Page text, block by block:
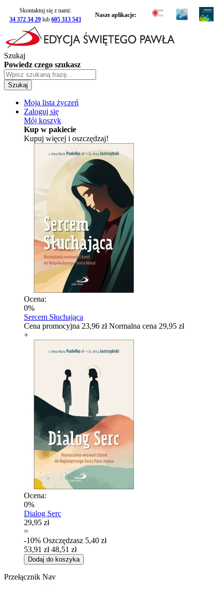
Skontaktuj się z nami:
34 372 34 29 lub 605 313 543
Nasze aplikacje:
Szukaj
Powiedz czego szukasz
Szukaj
Moja lista życzeń
Zaloguj się
Mój koszyk
Kup w pakiecie
Kupuj więcej i oszczędzaj!
Ocena:
0%
Sercem Słuchająca
Cena promocyjna 23,96 zł Normalna cena 29,95 zł
+
Ocena:
0%
Dialog Serc
29,95 zł
=
-10% Oszczędzasz 5,40 zł
53,91 zł 48,51 zł
Dodaj do koszyka
Przełącznik Nav